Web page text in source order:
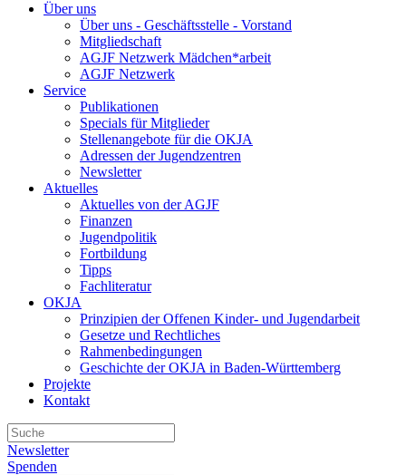
Über uns
Über uns - Geschäftsstelle - Vorstand
Mitgliedschaft
AGJF Netzwerk Mädchen*arbeit
AGJF Netzwerk
Service
Publikationen
Specials für Mitglieder
Stellenangebote für die OKJA
Adressen der Jugendzentren
Newsletter
Aktuelles
Aktuelles von der AGJF
Finanzen
Jugendpolitik
Fortbildung
Tipps
Fachliteratur
OKJA
Prinzipien der Offenen Kinder- und Jugendarbeit
Gesetze und Rechtliches
Rahmenbedingungen
Geschichte der OKJA in Baden-Württemberg
Projekte
Kontakt
Newsletter
Spenden